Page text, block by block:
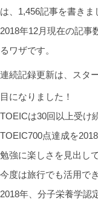
は、1,456記事を書きま
2018年12月現在の記事
るワザです。
連続記録更新は、スタ
目になりました！
TOEICは30回以上受け
TOEIC700点達成を
勉強に楽しさを見出して
今度は旅行でも活用で
2018年、分子栄養学認